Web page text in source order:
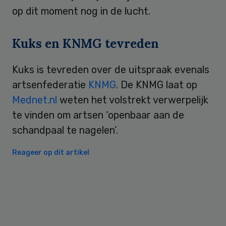
op dit moment nog in de lucht.
Kuks en KNMG tevreden
Kuks is tevreden over de uitspraak evenals
artsenfederatie KNMG. De KNMG laat op
Mednet.nl weten het volstrekt verwerpelijk
te vinden om artsen ‘openbaar aan de
schandpaal te nagelen’.
Reageer op dit artikel